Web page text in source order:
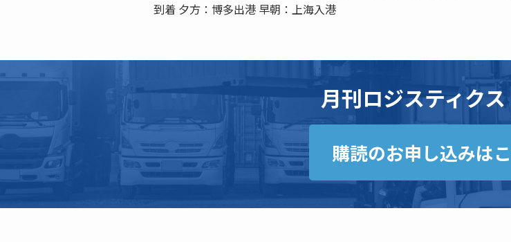
到着 夕方：博多出港 早朝：上海入港
月刊ロジスティク
購読のお申し込みは